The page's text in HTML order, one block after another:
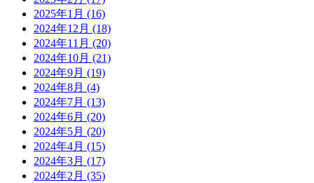
2025年1月 (16)
2024年12月 (18)
2024年11月 (20)
2024年10月 (21)
2024年9月 (19)
2024年8月 (4)
2024年7月 (13)
2024年6月 (20)
2024年5月 (20)
2024年4月 (15)
2024年3月 (17)
2024年2月 (35)